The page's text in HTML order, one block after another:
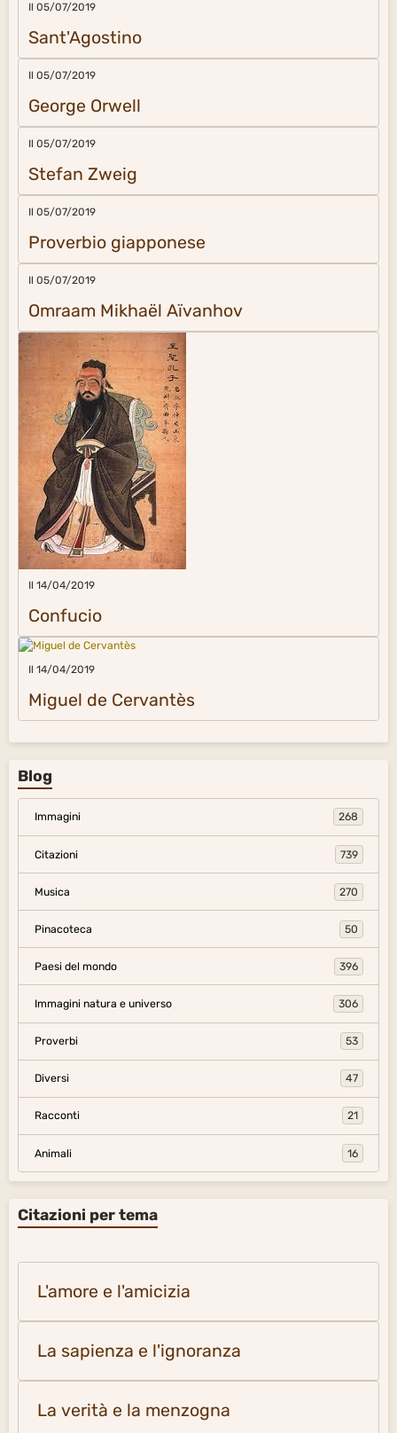
Il 05/07/2019
Sant'Agostino
Il 05/07/2019
George Orwell
Il 05/07/2019
Stefan Zweig
Il 05/07/2019
Proverbio giapponese
Il 05/07/2019
Omraam Mikhaël Aïvanhov
Il 14/04/2019
Confucio
Il 14/04/2019
Miguel de Cervantès
Blog
Immagini 268
Citazioni 739
Musica 270
Pinacoteca 50
Paesi del mondo 396
Immagini natura e universo 306
Proverbi 53
Diversi 47
Racconti 21
Animali 16
Citazioni per tema
L'amore e l'amicizia
La sapienza e l'ignoranza
La verità e la menzogna